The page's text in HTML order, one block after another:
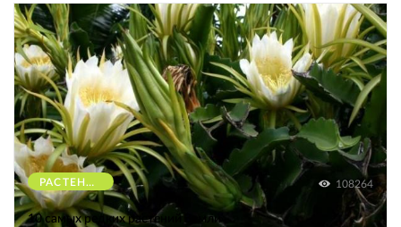
РАСТЕНИЯ 108264
10 самых редких растений Земли